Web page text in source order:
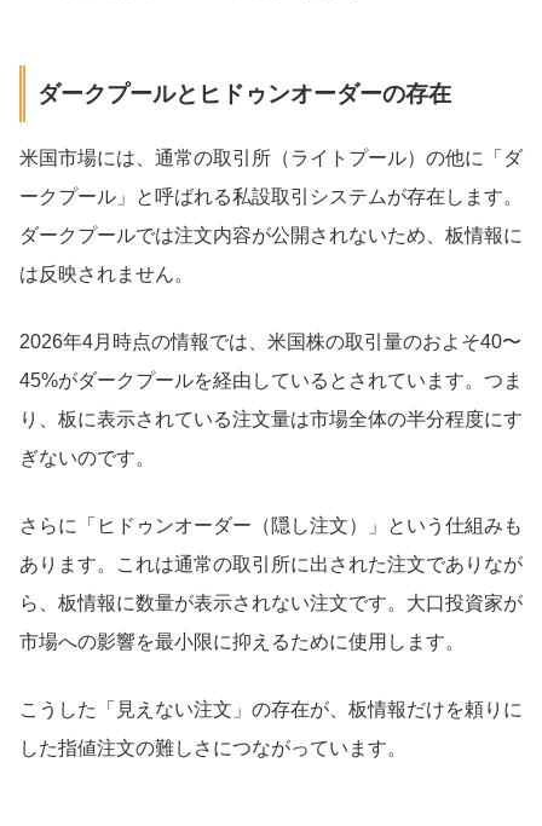
ダークプールとヒドゥンオーダーの存在
米国市場には、通常の取引所（ライトプール）の他に「ダ
ークプール」と呼ばれる私設取引システムが存在します。
ダークプールでは注文内容が公開されないため、板情報に
は反映されません。
2026年4月時点の情報では、米国株の取引量のおよそ40〜
45%がダークプールを経由しているとされています。つま
り、板に表示されている注文量は市場全体の半分程度にす
ぎないのです。
さらに「ヒドゥンオーダー（隠し注文）」という仕組みも
あります。これは通常の取引所に出された注文でありなが
ら、板情報に数量が表示されない注文です。大口投資家が
市場への影響を最小限に抑えるために使用します。
こうした「見えない注文」の存在が、板情報だけを頼りに
した指値注文の難しさにつながっています。